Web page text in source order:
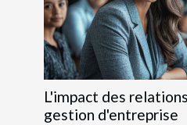
L'impact des
gestion d'entreprise